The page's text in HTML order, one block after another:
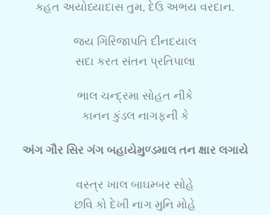
કહત અયોધ્યાદાસ તુમ, દેઉ અભય વરદાન.
જય ગિરિજાપતિ દીનદયાલ
સદા કરત સંતન પ્રતિપાલા
ભાલ ચન્દ્રમા સોહત નીકે
કાનન કુંડલ નાગફની કે
અંગ ગૌર સિર ગંગ બહાયેમુળ્ડમાલ તન ક્ષાર લગાયે
વસ્ત્ર ખાલ બાઘમ્બર સોહે
છવિ કો દેખી નાગ મુનિ મોહે